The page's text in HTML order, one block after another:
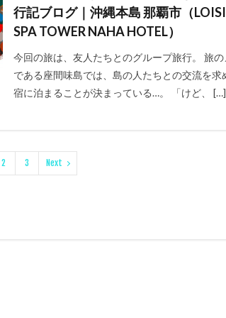
行記ブログ｜沖縄本島 那覇市（
SPA TOWER NAHA HOTEL）
今回の旅は、友人たちとのグループ旅行。 旅の
である座間味島では、島の人たちとの交流を求
宿に泊まることが決まっている…。 「けど、 […]
2 3 Next